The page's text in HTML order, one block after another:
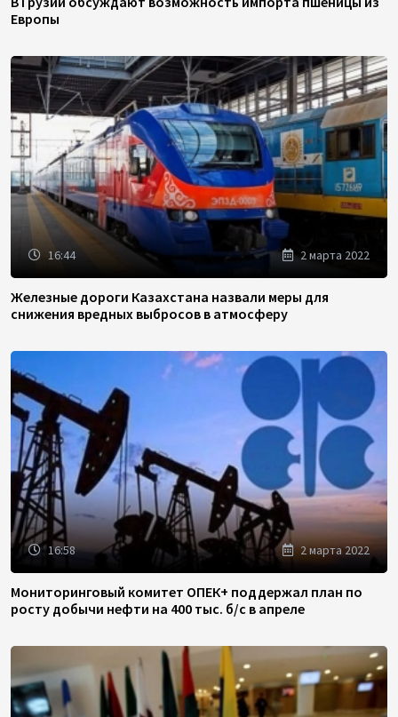
Европы
16:44 2 марта 2022
Железные дороги Казахстана назвали меры для
снижения вредных выбросов в атмосферу
16:58 2 марта 2022
Мониторинговый комитет ОПЕК+ поддержал план по
росту добычи нефти на 400 тыс. б/с в апреле